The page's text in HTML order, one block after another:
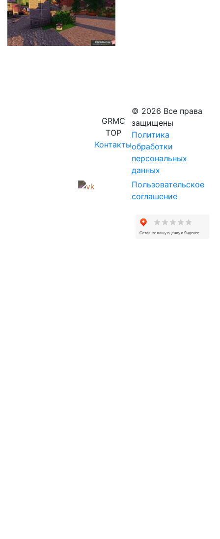
GRMC
TOP
Контакты
© 2026 Все права
защищены
Политика
обработки
персональных
данных
Пользовательское
соглашение